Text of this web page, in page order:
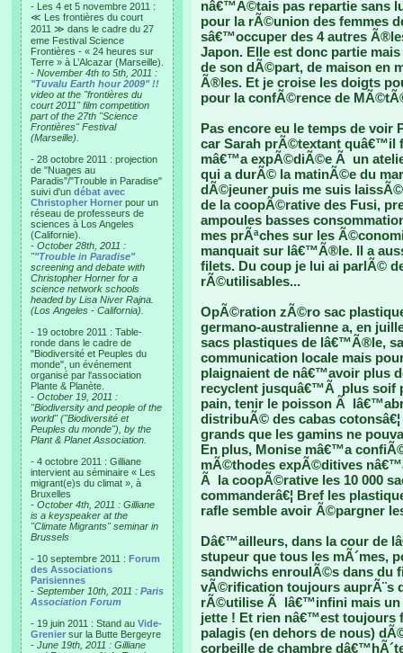
- Les 4 et 5 novembre 2011 :
≪ Les frontières du court
2011 ≫ dans le cadre du 27
eme Festival Science
Frontières - « 24 heures sur
Terre » à L’Alcazar (Marseille).
- November 4th to 5th, 2011 :
"Tuvalu Earth hour 2009" !!
video at the "frontières du
court 2011" film competition
part of the 27th "Science
Frontières" Festival
(Marseille).
- 28 octobre 2011 : projection
de "Nuages au
Paradis"/"Trouble in Paradise"
suivi d'un débat avec
Christopher Horner pour un
réseau de professeurs de
sciences à Los Angeles
(Californie).
- October 28th, 2011 :
""Trouble in Paradise"
screening and debate with
Christopher Horner for a
science network schools
headed by Lisa Niver Rajna.
(Los Angeles - California).
- 19 octobre 2011 : Table-
ronde dans le cadre de
"Biodiversité et Peuples du
monde", un événement
organisé par l'association
Plante & Planète.
- October 19, 2011 :
"Biodiversity and people of the
world" ("Biodiversité et
Peuples du monde"), by the
Plant & Planet Association.
- 4 octobre 2011 : Gilliane
intervient au séminaire « Les
migrant(e)s du climat », à
Bruxelles
- October 4th, 2011 : Gilliane
is a keyspeaker at the
"Climate Migrants" seminar in
Brussels
- 10 septembre 2011 : Forum
des Associations
Parisiennes
- September 10th, 2011 : Paris
Association Forum
- 19 juin 2011 : Stand au Vide-
Grenier sur la Butte Bergeyre
- June 19th, 2011 : Gilliane
nâ€™Ã©tais pas repartie sans
pour la rÃ©union des femmes
sâ€™occuper des 4 autres
Japon. Elle est donc partie
de son dÃ©part, de maison en
Ã®les. Et je croise les doigts
pour la confÃ©rence de
Pas encore eu le temps de voir
car Sarah prÃ©textant
mâ€™a expÃ©diÃ©e Ã un
qui a durÃ© la matinÃ©e du
dÃ©jeuner puis me suis
de la coopÃ©rative des Fusi,
ampoules basses
mes prÃªches sur les
manquait sur lâ€™Ã®le. Il a
filets. Du coup je lui ai parlÃ©
rÃ©utilisables...
OpÃ©ration zÃ©ro sac
germano-australienne a, en
sacs plastiques de lâ€™Ã®le,
communication locale mais
plaignaient de nâ€™avoir plus
recyclent jusquâ€™Ã plus soif
pain, tenir le poisson Ã
distribuÃ© des cabas
grands que les gamins ne
En plus, Monise mâ€™a
mÃ©thodes expÃ©ditives
Ã la coopÃ©rative les 10 000
commanderâ€¦ Bref les
rafle semble avoir Ã©pargner
Dâ€™ailleurs, dans la cour de
stupeur que tous les mÃ´mes,
sandwichs enroulÃ©s dans du
vÃ©rification toujours auprÃ¨s
rÃ©utilise Ã lâ€™infini mais un
jette ! Et rien nâ€™est toujours
palagis (en dehors de nous)
corbeille de chambre